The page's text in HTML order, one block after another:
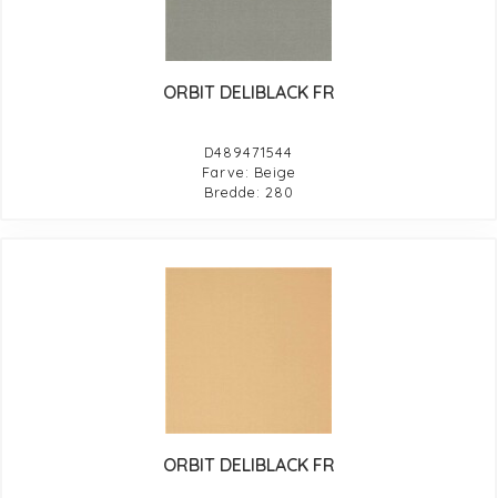
ORBIT DELIBLACK FR
D489471544
Farve: Beige
Bredde: 280
ORBIT DELIBLACK FR